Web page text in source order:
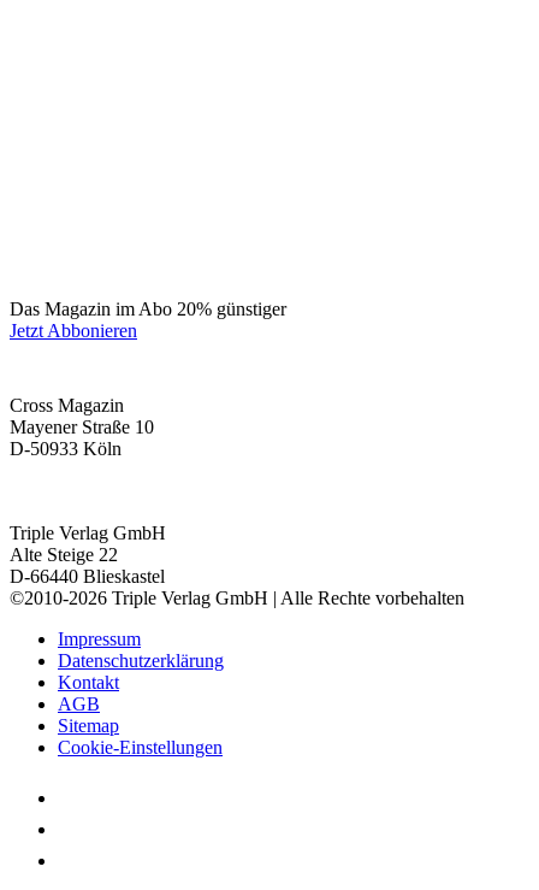
Das Magazin im Abo 20% günstiger
Jetzt Abbonieren
Cross Magazin
Mayener Straße 10
D-50933 Köln
Triple Verlag GmbH
Alte Steige 22
D-66440 Blieskastel
©2010-2026 Triple Verlag GmbH | Alle Rechte vorbehalten
Impressum
Datenschutzerklärung
Kontakt
AGB
Sitemap
Cookie-Einstellungen